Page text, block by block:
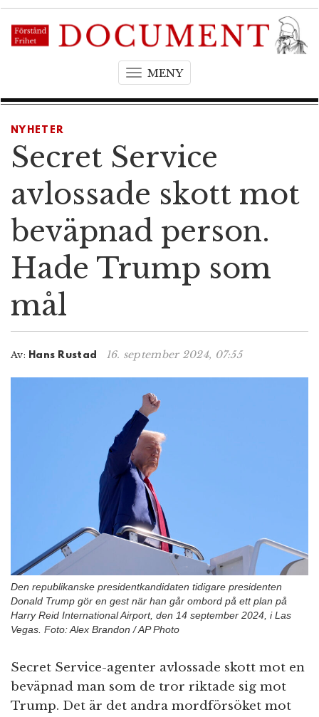
MENYT
g
l
e
a
i
g
a
t
n
NYHETER
Secret Service
avlossade skott mot
beväpnad person.
Hade Trump som
mål
Av: Hans Rustad 16. september 2024, 07:55
Den republikanske presidentkandidaten tidigare presidenten
Donald Trump gör en gest när han går ombord på ett plan på
Harry Reid International Airport, den 14 september 2024, i Las
Vegas. Foto: Alex Brandon / AP Photo
Secret Service-agenter avlossade skott mot en
beväpnad man som de tror riktade sig mot
Trump. Det är det andra mordförsöket mot